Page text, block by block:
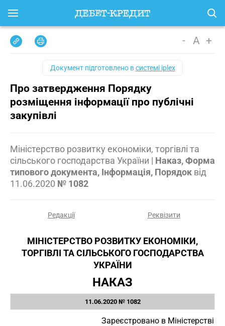
- A +
Документ підготовлено всистемі iplex
Про затвердження Порядку
розміщення інформації про публічні
закупівлі
Міністерство розвитку економіки, торгівлі та
сільського господарства України | Наказ, Форма
типового документа, Інформація, Порядок від
11.06.2020 № 1082
Редакції Реквізити
МІНІСТЕРСТВО РОЗВИТКУ ЕКОНОМІКИ,
ТОРГІВЛІ ТА СІЛЬСЬКОГО ГОСПОДАРСТВА
УКРАЇНИ
НАКАЗ
11.06.2020 № 1082
Зареєстровано в Міністерстві